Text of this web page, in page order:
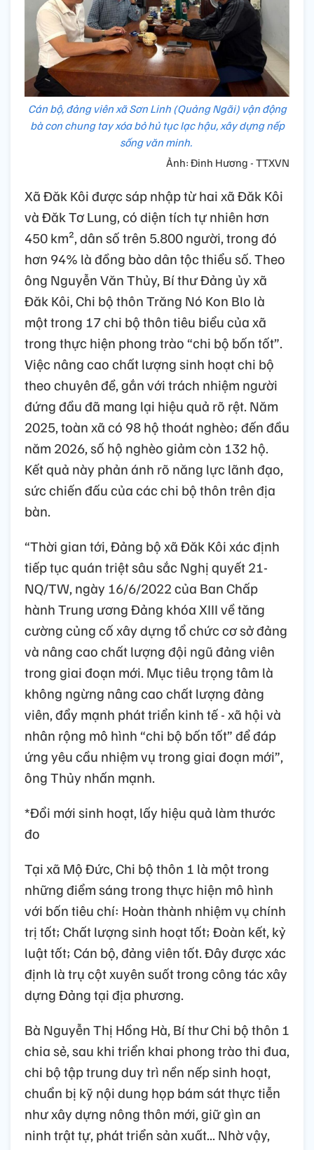
Cán bộ, đảng viên xã Sơn Linh (Quảng Ngãi) vận động
bà con chung tay xóa bỏ hủ tục lạc hậu, xây dựng nếp
sống văn minh.
Ảnh: Đinh Hương - TTXVN
Xã Đăk Kôi được sáp nhập từ hai xã Đăk Kôi
và Đăk Tơ Lung, có diện tích tự nhiên hơn
450 km², dân số trên 5.800 người, trong đó
hơn 94% là đồng bào dân tộc thiểu số. Theo
ông Nguyễn Văn Thủy, Bí thư Đảng ủy xã
Đăk Kôi, Chi bộ thôn Trăng Nó Kon Blo là
một trong 17 chi bộ thôn tiêu biểu của xã
trong thực hiện phong trào “chi bộ bốn tốt”.
Việc nâng cao chất lượng sinh hoạt chi bộ
theo chuyên đề, gắn với trách nhiệm người
đứng đầu đã mang lại hiệu quả rõ rệt. Năm
2025, toàn xã có 98 hộ thoát nghèo; đến đầu
năm 2026, số hộ nghèo giảm còn 132 hộ.
Kết quả này phản ánh rõ năng lực lãnh đạo,
sức chiến đấu của các chi bộ thôn trên địa
bàn.
“Thời gian tới, Đảng bộ xã Đăk Kôi xác định
tiếp tục quán triệt sâu sắc Nghị quyết 21-
NQ/TW, ngày 16/6/2022 của Ban Chấp
hành Trung ương Đảng khóa XIII về tăng
cường củng cố xây dựng tổ chức cơ sở đảng
và nâng cao chất lượng đội ngũ đảng viên
trong giai đoạn mới. Mục tiêu trọng tâm là
không ngừng nâng cao chất lượng đảng
viên, đẩy mạnh phát triển kinh tế - xã hội và
nhân rộng mô hình “chi bộ bốn tốt” để đáp
ứng yêu cầu nhiệm vụ trong giai đoạn mới”,
ông Thủy nhấn mạnh.
*Đổi mới sinh hoạt, lấy hiệu quả làm thước
đo
Tại xã Mộ Đức, Chi bộ thôn 1 là một trong
những điểm sáng trong thực hiện mô hình
với bốn tiêu chí: Hoàn thành nhiệm vụ chính
trị tốt; Chất lượng sinh hoạt tốt; Đoàn kết, kỷ
luật tốt; Cán bộ, đảng viên tốt. Đây được xác
định là trụ cột xuyên suốt trong công tác xây
dựng Đảng tại địa phương.
Bà Nguyễn Thị Hồng Hà, Bí thư Chi bộ thôn 1
chia sẻ, sau khi triển khai phong trào thi đua,
chi bộ tập trung duy trì nền nếp sinh hoạt,
chuẩn bị kỹ nội dung họp bám sát thực tiễn
như xây dựng nông thôn mới, giữ gìn an
ninh trật tự, phát triển sản xuất... Nhờ vậy,